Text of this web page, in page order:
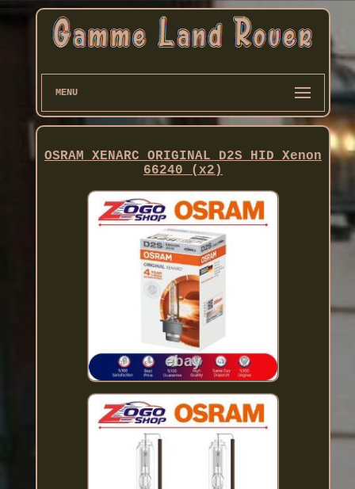
MENU
OSRAM XENARC ORIGINAL D2S HID Xenon
66240 (x2)